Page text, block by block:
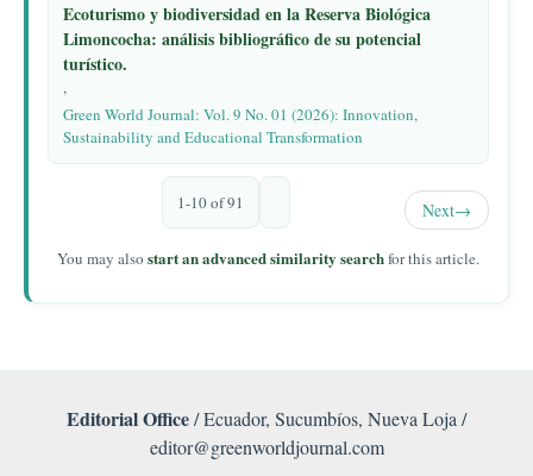
Ecoturismo y biodiversidad en la Reserva Biológica
Limoncocha: análisis bibliográfico de su potencial
turístico.
,
Green World Journal: Vol. 9 No. 01 (2026): Innovation,
Sustainability and Educational Transformation
1-10 of 91 Next→
You may also start an advanced similarity searchfor this article.
Editorial Office/ Ecuador, Sucumbíos, Nueva Loja /
editor@greenworldjournal.com